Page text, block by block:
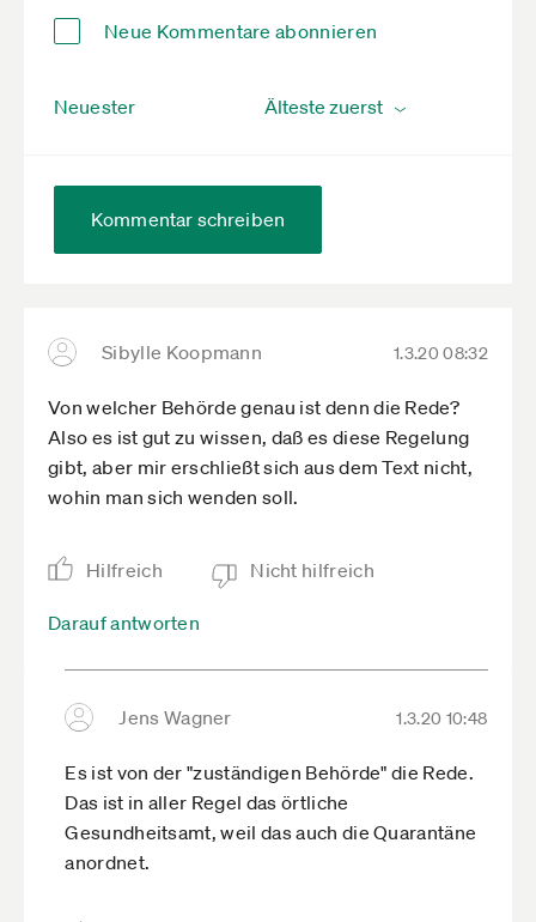
Neue Kommentare abonnieren
Neuester
Kommentar schreiben
Sibylle Koopmann 1.3.20 08:32
Von welcher Behörde genau ist denn die Rede?
Also es ist gut zu wissen, daß es diese Regelung
gibt, aber mir erschließt sich aus dem Text nicht,
wohin man sich wenden soll.
Hilfreich Nicht hilfreich
Darauf antworten
Jens Wagner 1.3.20 10:48
Es ist von der "zuständigen Behörde" die Rede.
Das ist in aller Regel das örtliche
Gesundheitsamt, weil das auch die Quarantäne
anordnet.